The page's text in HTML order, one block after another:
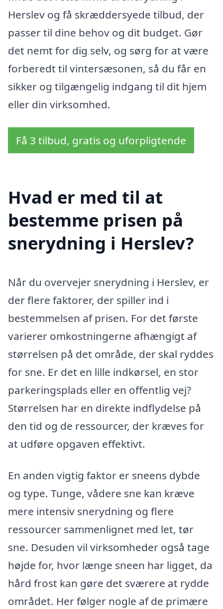
Herslev og få skræddersyede tilbud, der
passer til dine behov og dit budget. Gør
det nemt for dig selv, og sørg for at være
forberedt til vintersæsonen, så du får en
sikker og tilgængelig indgang til dit hjem
eller din virksomhed.
Få 3 tilbud, gratis og uforpligtende
Hvad er med til at
bestemme prisen på
snerydning i Herslev?
Når du overvejer snerydning i Herslev, er
der flere faktorer, der spiller ind i
bestemmelsen af prisen. For det første
varierer omkostningerne afhængigt af
størrelsen på det område, der skal ryddes
for sne. Er det en lille indkørsel, en stor
parkeringsplads eller en offentlig vej?
Størrelsen har en direkte indflydelse på
den tid og de ressourcer, der kræves for
at udføre opgaven effektivt.
En anden vigtig faktor er sneens dybde
og type. Tunge, vådere sne kan kræve
mere intensiv snerydning og flere
ressourcer sammenlignet med let, tør
sne. Desuden vil virksomheder også tage
højde for, hvor længe sneen har ligget, da
hård frost kan gøre det sværere at rydde
området. Her følger nogle af de primære